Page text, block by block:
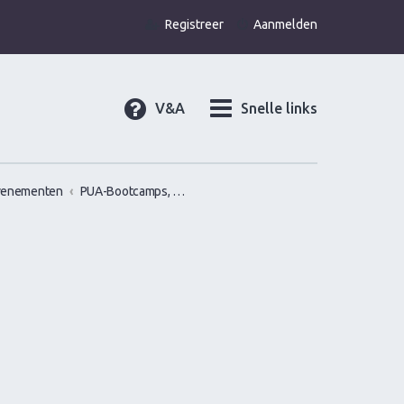
Aanmelden
Registreer
Snelle links
V&A
PUA-Bootcamps, Versiercursus, VersierWorkshops en PickupSeminars